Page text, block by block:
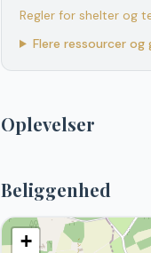
Regler for shelter og
Flere ressourcer og
Oplevelser
Beliggenhed
+